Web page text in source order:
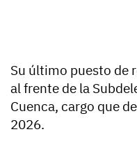
Su último puesto de
al frente de la
Cuenca, cargo que
2026.